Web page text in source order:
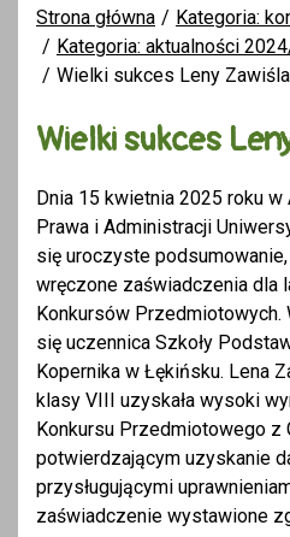
Strona główna
Kategoria:
Kategoria: aktualności
Wielki sukces Leny
Wielki sukces
Dnia 15 kwietnia 2025 roku w
Prawa i Administracji
się uroczyste
wręczone zaświadczenia dla
Konkursów Przedmiotowych.
się uczennica Szkoły
Kopernika w Łękińsku. Lena
klasy VIII uzyskała wysoki
Konkursu Przedmiotowego z
potwierdzającym uzyskanie
przysługującymi
zaświadczenie wystawione